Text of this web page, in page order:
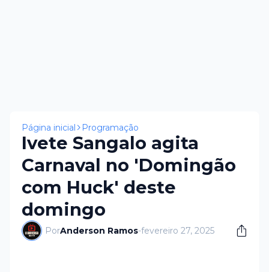
Página inicial Programação
Ivete Sangalo agita
Carnaval no 'Domingão
com Huck' deste
domingo
PorAnderson Ramos-fevereiro 27, 2025